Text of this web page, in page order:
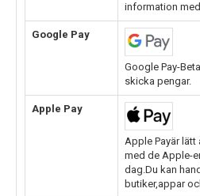
information
Google Pay
Google Pay-
skicka pengar.
Apple Pay
Apple Payär lätt
med de Apple-
dag.Du kan
butiker,appar